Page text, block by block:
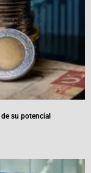
su potencial